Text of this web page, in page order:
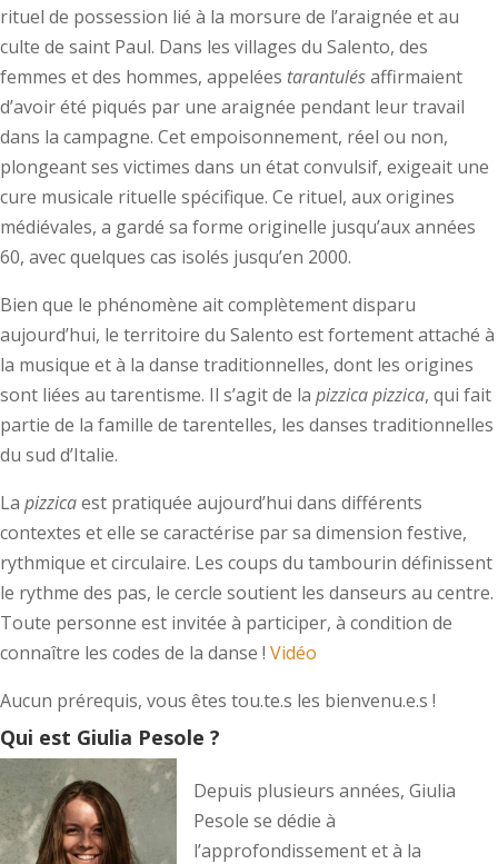
rituel de possession lié à la morsure de l’araignée et au
culte de saint Paul. Dans les villages du Salento, des
femmes et des hommes, appelées tarantulésaffirmaient
d’avoir été piqués par une araignée pendant leur travail
dans la campagne. Cet empoisonnement, réel ou non,
plongeant ses victimes dans un état convulsif, exigeait une
cure musicale rituelle spécifique. Ce rituel, aux origines
médiévales, a gardé sa forme originelle jusqu’aux années
60, avec quelques cas isolés jusqu’en 2000.
Bien que le phénomène ait complètement disparu
aujourd’hui, le territoire du Salento est fortement attaché à
la musique et à la danse traditionnelles, dont les origines
sont liées au tarentisme. Il s’agit de la pizzicapizzica, qui fait
partie de la famille de tarentelles, les danses traditionnelles
du sud d’Italie.
La pizzicaest pratiquée aujourd’hui dans différents
contextes et elle se caractérise par sa dimension festive,
rythmique et circulaire. Les coups du tambourin définissent
le rythme des pas, le cercle soutient les danseurs au centre.
Toute personne est invitée à participer, à condition de
connaître les codes de la danse ! Vidéo
Aucun prérequis, vous êtes tou.te.s les bienvenu.e.s !
Qui est Giulia Pesole ?
Depuis plusieurs années, Giulia
Pesole se dédie à
l’approfondissement et à la